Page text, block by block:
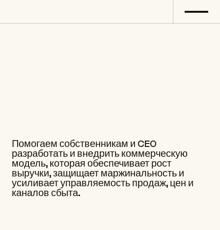
Помогаем собственникам и CEO
разработать и внедрить коммерческую
модель, которая обеспечивает рост
выручки, защищает маржинальность и
усиливает управляемость продаж, цен и
каналов сбыта.